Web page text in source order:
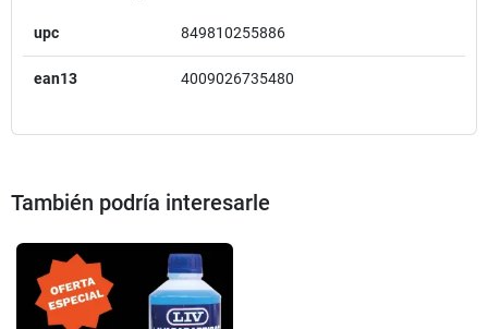
upc 849810255886
ean13 4009026735480
También podría interesarle